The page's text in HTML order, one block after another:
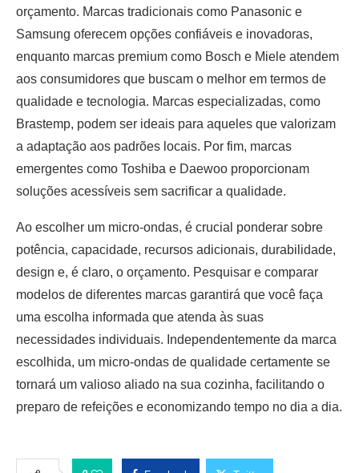
orçamento. Marcas tradicionais como Panasonic e
Samsung oferecem opções confiáveis e inovadoras,
enquanto marcas premium como Bosch e Miele atendem
aos consumidores que buscam o melhor em termos de
qualidade e tecnologia. Marcas especializadas, como
Brastemp, podem ser ideais para aqueles que valorizam
a adaptação aos padrões locais. Por fim, marcas
emergentes como Toshiba e Daewoo proporcionam
soluções acessíveis sem sacrificar a qualidade.
Ao escolher um micro-ondas, é crucial ponderar sobre
potência, capacidade, recursos adicionais, durabilidade,
design e, é claro, o orçamento. Pesquisar e comparar
modelos de diferentes marcas garantirá que você faça
uma escolha informada que atenda às suas
necessidades individuais. Independentemente da marca
escolhida, um micro-ondas de qualidade certamente se
tornará um valioso aliado na sua cozinha, facilitando o
preparo de refeições e economizando tempo no dia a dia.